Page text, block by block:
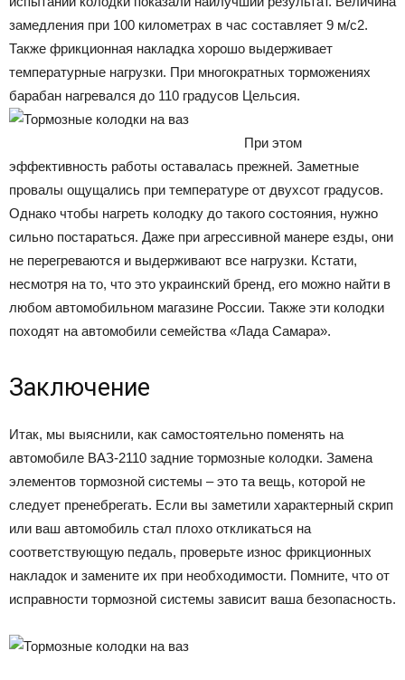
замедления при 100 километрах в час составляет 9 м/с2.
Также фрикционная накладка хорошо выдерживает
температурные нагрузки. При многократных торможениях
барабан нагревался до 110 градусов Цельсия.
При этом
эффективность работы оставалась прежней. Заметные
провалы ощущались при температуре от двухсот градусов.
Однако чтобы нагреть колодку до такого состояния, нужно
сильно постараться. Даже при агрессивной манере езды, они
не перегреваются и выдерживают все нагрузки. Кстати,
несмотря на то, что это украинский бренд, его можно найти в
любом автомобильном магазине России. Также эти колодки
походят на автомобили семейства «Лада Самара».
Заключение
Итак, мы выяснили, как самостоятельно поменять на
автомобиле ВАЗ-2110 задние тормозные колодки. Замена
элементов тормозной системы – это та вещь, которой не
следует пренебрегать. Если вы заметили характерный скрип
или ваш автомобиль стал плохо откликаться на
соответствующую педаль, проверьте износ фрикционных
накладок и замените их при необходимости. Помните, что от
исправности тормозной системы зависит ваша безопасность.